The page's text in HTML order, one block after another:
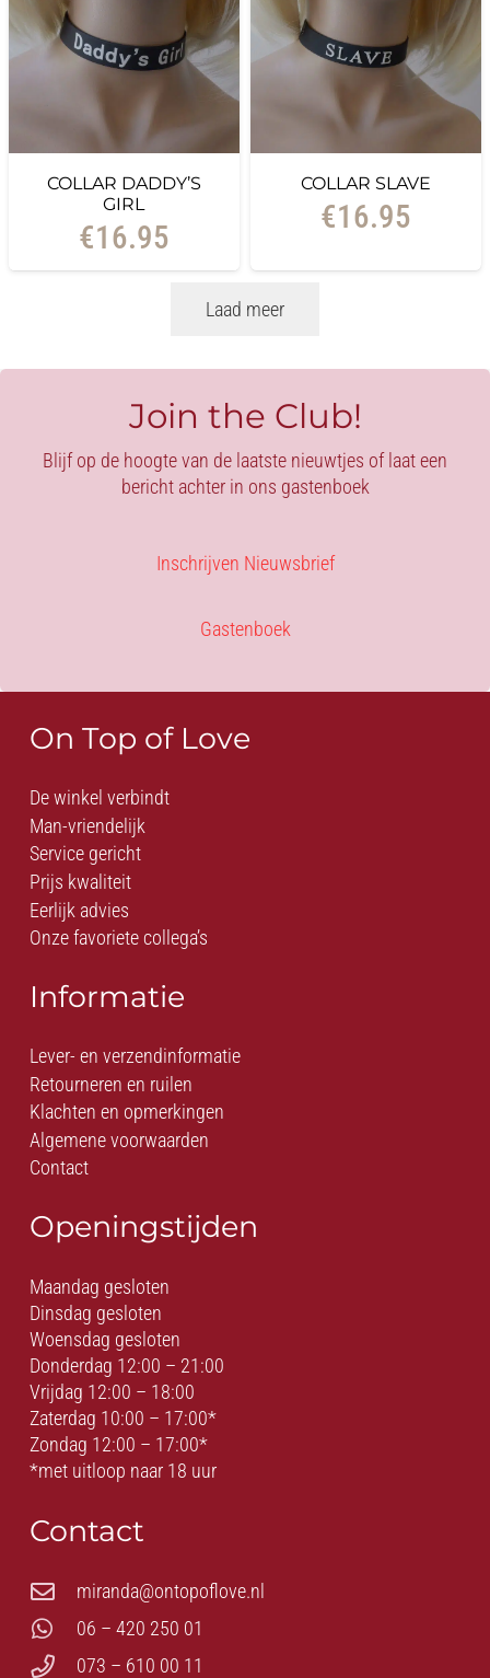
COLLAR DADDY’S
GIRL
€16.95
COLLAR SLAVE
€16.95
Laad meer
Join the Club!
Blijf op de hoogte van de laatste nieuwtjes of laat een
bericht achter in ons gastenboek
Inschrijven Nieuwsbrief
Gastenboek
On Top of Love
De winkel verbindt
Man-vriendelijk
Service gericht
Prijs kwaliteit
Eerlijk advies
Onze favoriete collega’s
Informatie
Lever- en verzendinformatie
Retourneren en ruilen
Klachten en opmerkingen
Algemene voorwaarden
Contact
Openingstijden
Maandag gesloten
Dinsdag gesloten
Woensdag gesloten
Donderdag 12:00 – 21:00
Vrijdag 12:00 – 18:00
Zaterdag 10:00 – 17:00*
Zondag 12:00 – 17:00*
*met uitloop naar 18 uur
Contact
miranda@ontopoflove.nl
06 – 420 250 01
073 – 610 00 11